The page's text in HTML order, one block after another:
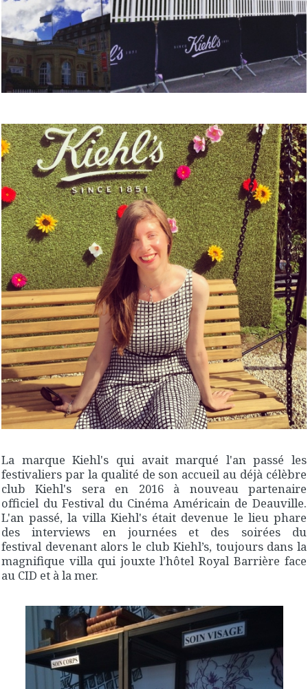
La marque Kiehl's qui avait marqué l'an passé les
festivaliers par la qualité de son accueil au déjà célèbre
club Kiehl's sera en 2016 à nouveau partenaire
officiel du Festival du Cinéma Américain de Deauville.
L'an passé, la villa Kiehl's était devenue le lieu phare
des interviews en journées et des soirées du
festival devenant alors le club Kiehl’s, toujours dans la
magnifique villa qui jouxte l’hôtel Royal Barrière face
au CID et à la mer.